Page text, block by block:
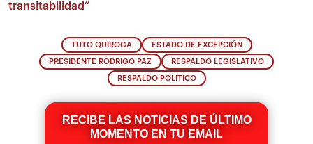
transitabilidad”
TUTO QUIROGA ESTADO DE EXCEPCIÓN
PRESIDENTE RODRIGO PAZ RESPALDO LEGISLATIVO
RESPALDO POLÍTICO
RECIBE LAS NOTICIAS DE ÚLTIMO
MOMENTO EN TU EMAIL